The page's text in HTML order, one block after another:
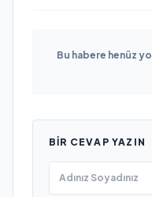
Bu habere henüz
BIR CEVAP YAZIN